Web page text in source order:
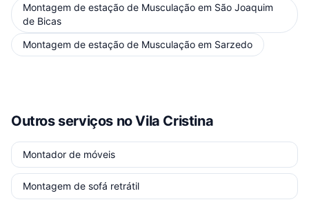
Montagem de estação de Musculação em São Joaquim
de Bicas
Montagem de estação de Musculação em Sarzedo
Outros serviços no Vila Cristina
Montador de móveis
Montagem de sofá retrátil